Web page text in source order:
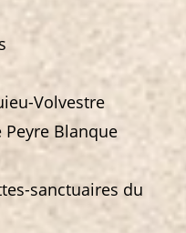
Volvestre
Blanque
sanctuaires du